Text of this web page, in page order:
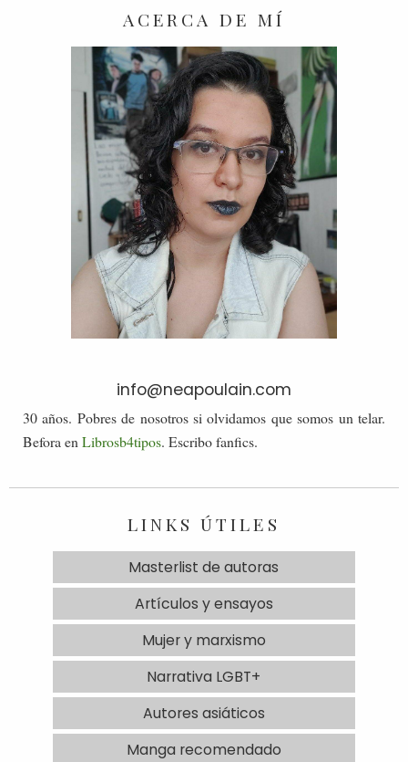
ACERCA DE MÍ
info@neapoulain.com
30 años. Pobres de nosotros si olvidamos que somos un telar.
Befora enLibrosb4tipos. Escribo fanfics.
LINKS ÚTILES
Masterlist de autoras
Artículos y ensayos
Mujer y marxismo
Narrativa LGBT+
Autores asiáticos
Manga recomendado